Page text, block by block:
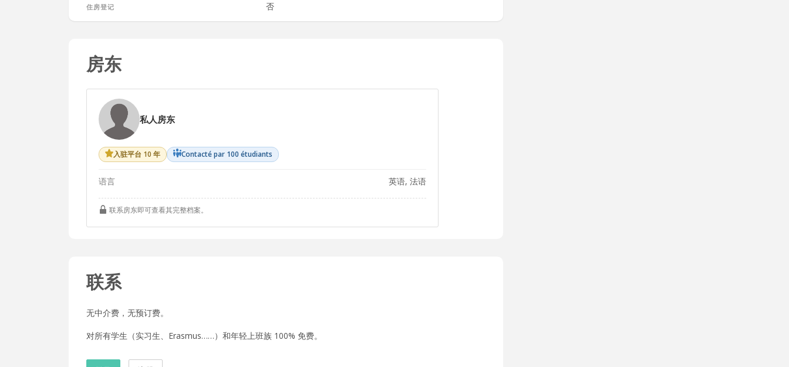
住房登记 否
房东
私人房东
入驻平台 10 年 Contacté par 100 étudiants
语言 英语, 法语
联系房东即可查看其完整档案。
联系
无中介费，无预订费。
对所有学生（实习生、Erasmus……）和年轻上班族 100% 免费。